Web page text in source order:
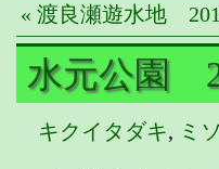
« 渡良瀬遊水地
水元公園
キクイタダキ, ミ